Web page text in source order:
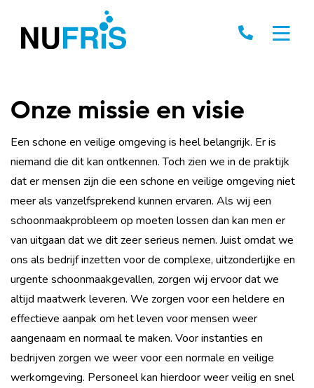
Onze missie en visie
Een schone en veilige omgeving is heel belangrijk. Er is
niemand die dit kan ontkennen. Toch zien we in de praktijk
dat er mensen zijn die een schone en veilige omgeving niet
meer als vanzelfsprekend kunnen ervaren. Als wij een
schoonmaakprobleem op moeten lossen dan kan men er
van uitgaan dat we dit zeer serieus nemen. Juist omdat we
ons als bedrijf inzetten voor de complexe, uitzonderlijke en
urgente schoonmaakgevallen, zorgen wij ervoor dat we
altijd maatwerk leveren. We zorgen voor een heldere en
effectieve aanpak om het leven voor mensen weer
aangenaam en normaal te maken. Voor instanties en
bedrijven zorgen we weer voor een normale en veilige
werkomgeving. Personeel kan hierdoor weer veilig en snel